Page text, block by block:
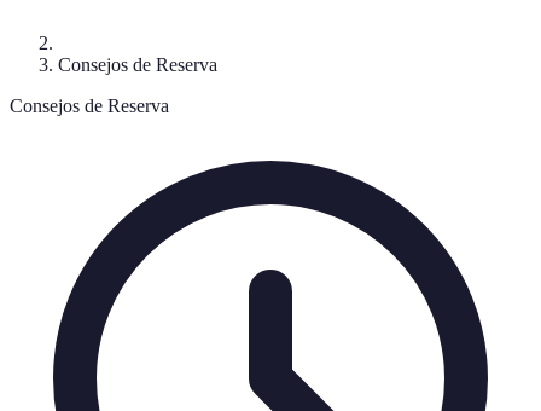
Consejos de Reserva
Consejos de Reserva